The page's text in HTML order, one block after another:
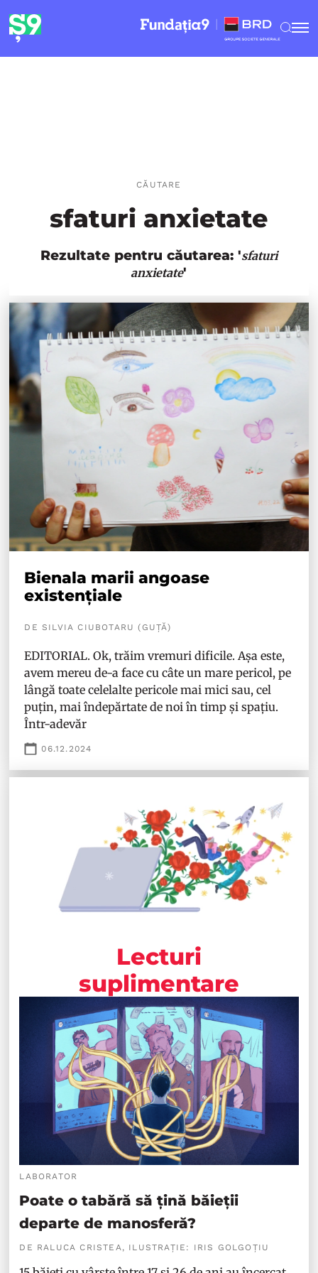
CĂUTARE
sfaturi anxietate
Rezultate pentru căutarea: 'sfaturi
anxietate'
Bienala marii angoase
existențiale
DE SILVIA CIUBOTARU (GUȚĂ)
EDITORIAL. Ok, trăim vremuri dificile. Așa este,
avem mereu de-a face cu câte un mare pericol, pe
lângă toate celelalte pericole mai mici sau, cel
puțin, mai îndepărtate de noi în timp și spațiu.
Într-adevăr
06.12.2024
Lecturi
suplimentare
LABORATOR
Poate o tabără să țină băieții
departe de manosferă?
DE RALUCA CRISTEA, ILUSTRAȚIE: IRIS GOLGOȚIU